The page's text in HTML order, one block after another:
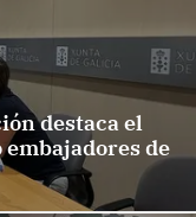
destaca el
embajadores de